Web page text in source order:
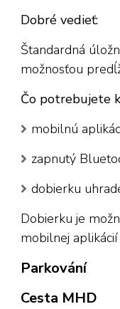
Dobré vedieť:
Štandardná
možnosťou
Čo potrebujete
mobilnú
zapnutý
dobierku
Dobierku je
mobilnej aplikácií
Parkování
Cesta MHD